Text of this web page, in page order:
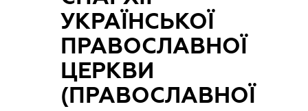
УКРАЇНСЬКОЇ
ПРАВОСЛАВНОЇ
ЦЕРКВИ
(ПРАВОСЛАВНОЇ